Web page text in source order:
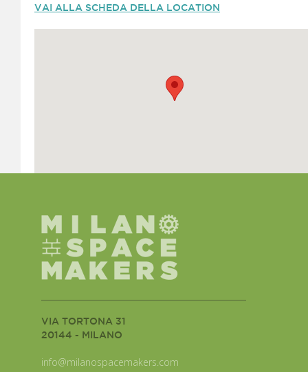
VAI ALLA SCHEDA DELLA LOCATION
VIA TORTONA 31
20144 - MILANO
info@milanospacemakers.com